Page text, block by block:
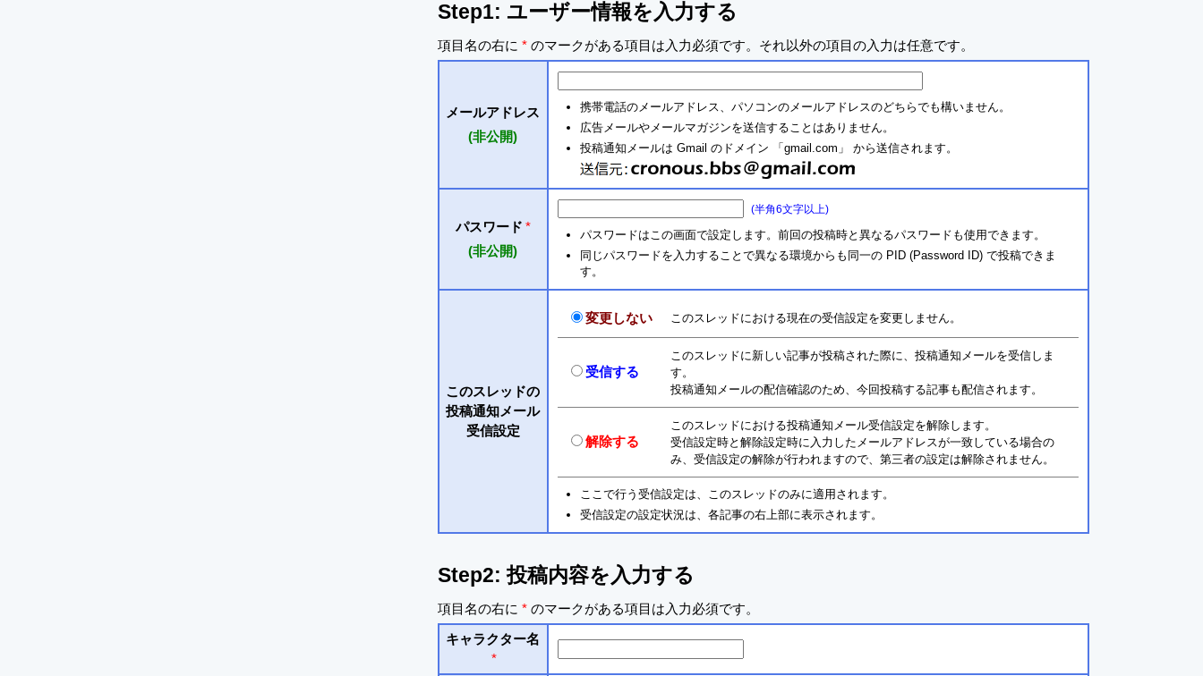
Step1: ユーザー情報を入力する
項目名の右に *のマークがある項目は入力必須です。それ以外の項目の入力は任意です。
メールアドレス
(非公開)
携帯電話のメールアドレス、パソコンのメールアドレスのどちらでも構いません。
広告メールやメールマガジンを送信することはありません。
投稿通知メールは Gmail のドメイン 「gmail.com」 から送信されます。
パスワード *
(非公開)
(半角6文字以上)
パスワードはこの画面で設定します。前回の投稿時と異なるパスワードも使用できます。
同じパスワードを入力することで異なる環境からも同一の PID (Password ID) で投稿できま
す。
このスレッドの
投稿通知メール
受信設定
変更しない このスレッドにおける現在の受信設定を変更しません。
受信する
このスレッドに新しい記事が投稿された際に、投稿通知メールを受信しま
す。
投稿通知メールの配信確認のため、今回投稿する記事も配信されます。
解除する
このスレッドにおける投稿通知メール受信設定を解除します。
受信設定時と解除設定時に入力したメールアドレスが一致している場合の
み、受信設定の解除が行われますので、第三者の設定は解除されません。
ここで行う受信設定は、このスレッドのみに適用されます。
受信設定の設定状況は、各記事の右上部に表示されます。
Step2: 投稿内容を入力する
項目名の右に *のマークがある項目は入力必須です。
キャラクター名
*